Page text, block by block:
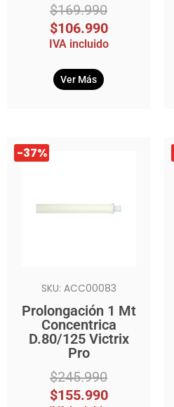
$169.990
$106.990
IVA incluido
Ver Más
-37%
SKU: ACC00083
Prolongación 1 Mt
Concentrica
D.80/125 Victrix
Pro
$245.990
El
precio
era:
$245.990.
$155.990
El
precio
es:
$155.990.